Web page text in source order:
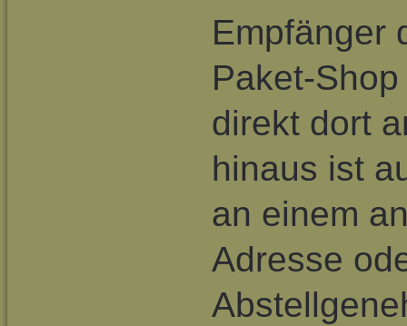
Empfänger
Paket-
direkt dort
hinaus ist
an einem
Adresse